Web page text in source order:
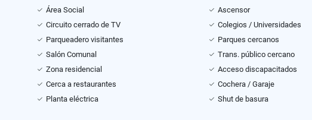
Área Social Ascensor
Circuito cerrado de TV Colegios / Universidades
Parqueadero visitantes Parques cercanos
Salón Comunal Trans. público cercano
Zona residencial Acceso discapacitados
Cerca a restaurantes Cochera / Garaje
Planta eléctrica Shut de basura